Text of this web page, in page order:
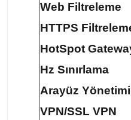
Web Filtreleme
HTTPS
HotSpot
Hz Sınırlama
Arayüz Yönetimi
VPN/SSL VPN